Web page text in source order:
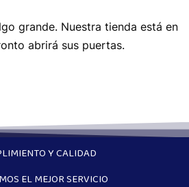
grande. Nuestra tienda está en
abrirá sus puertas.
Y CALIDAD
EL MEJOR SERVICIO